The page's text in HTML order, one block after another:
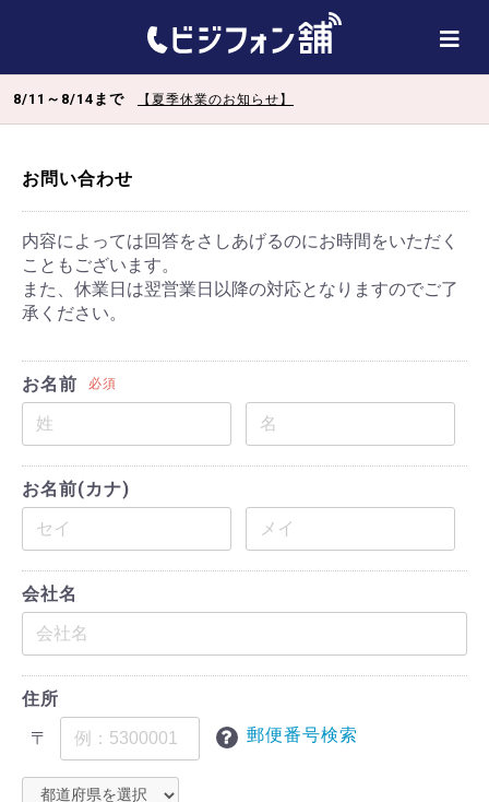
8/11～8/14まで 【夏季休業のお知らせ】
お問い合わせ
内容によっては回答をさしあげるのにお時間をいただく
こともございます。
また、休業日は翌営業日以降の対応となりますのでご了
承ください。
お名前 必須
お名前(カナ)
会社名
住所
〒
郵便番号検索